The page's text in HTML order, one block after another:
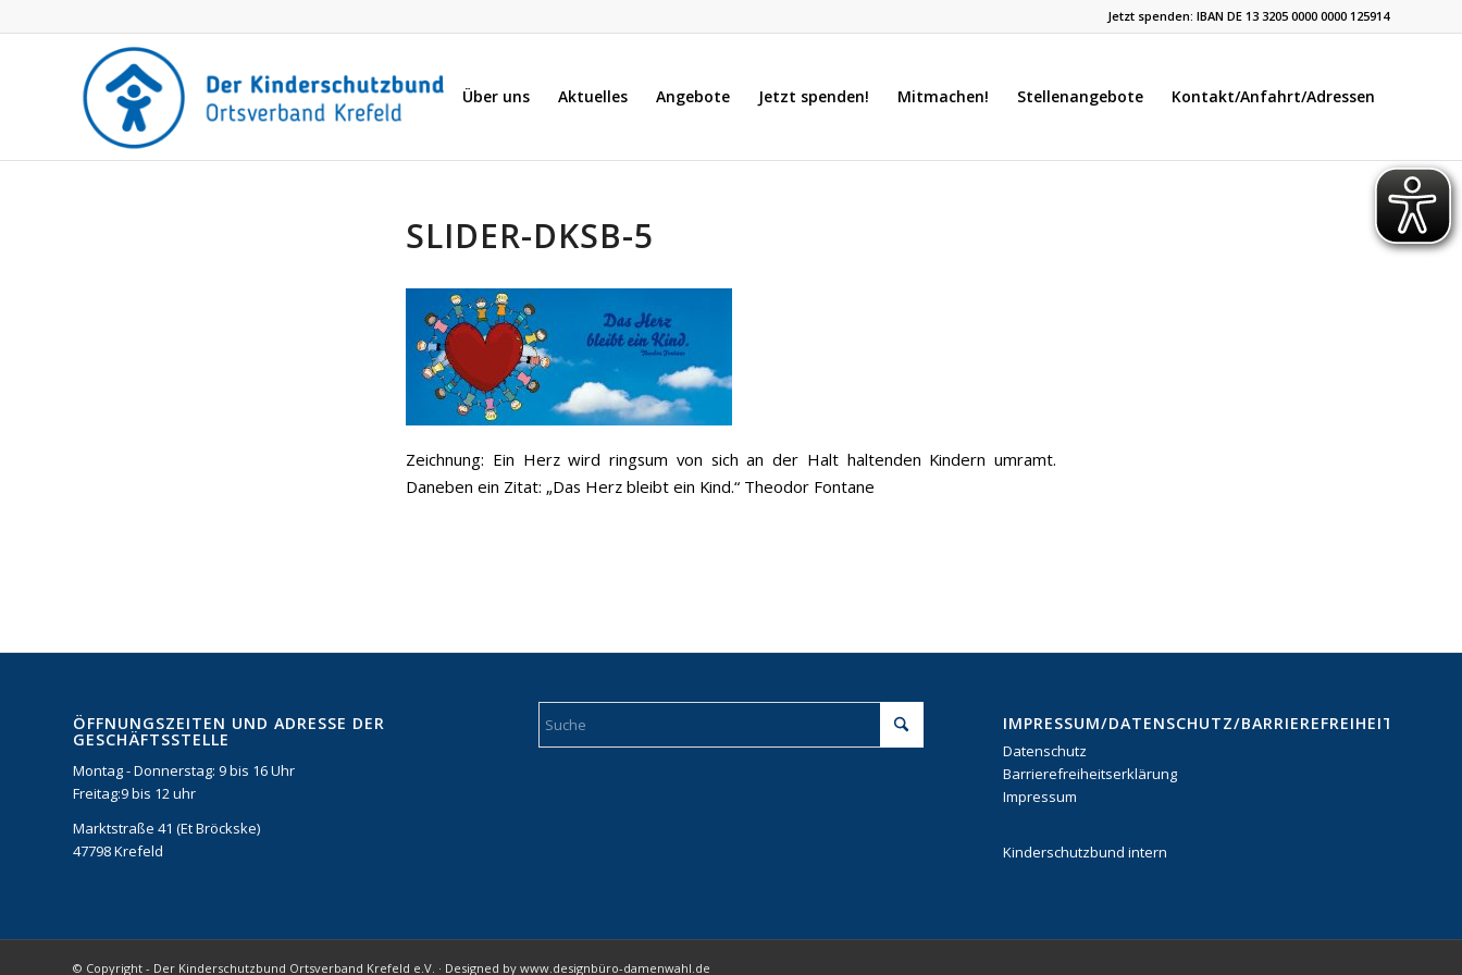
Jetzt spenden: IBAN DE 13 3205 0000 0000 125914
Über uns Aktuelles Angebote Jetzt spenden! Mitmachen! Stellenangebote Kontakt/Anfahrt/Adressen
SLIDER-DKSB-5
Zeichnung: Ein Herz wird ringsum von sich an der Halt haltenden Kindern umramt.
Daneben ein Zitat: „Das Herz bleibt ein Kind.“ Theodor Fontane
ÖFFNUNGSZEITEN UND ADRESSE DER
GESCHÄFTSSTELLE
Montag - Donnerstag: 9 bis 16 Uhr
Freitag:9 bis 12 uhr
Marktstraße 41 (Et Bröckske)
47798 Krefeld
IMPRESSUM/DATENSCHUTZ/
Datenschutz
Barrierefreiheitserklärung
Impressum
Kinderschutzbund intern
© Copyright - Der Kinderschutzbund Ortsverband Krefeld e.V. · Designed by www.designbüro-damenwahl.de